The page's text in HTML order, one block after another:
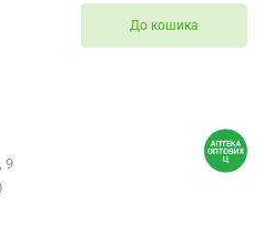
До кошика
9